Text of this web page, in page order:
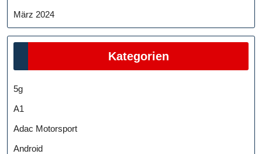
März 2024
Kategorien
5g
A1
Adac Motorsport
Android